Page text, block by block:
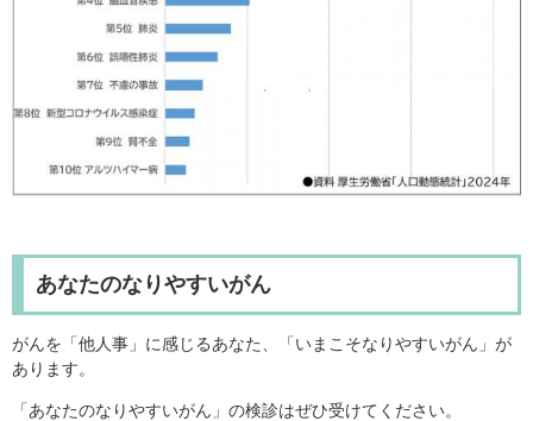
あなたのなりやすいがん
がんを「他人事」に感じるあなた、「いまこそなりやすいがん」が
あります。
「あなたのなりやすいがん」の検診はぜひ受けてください。